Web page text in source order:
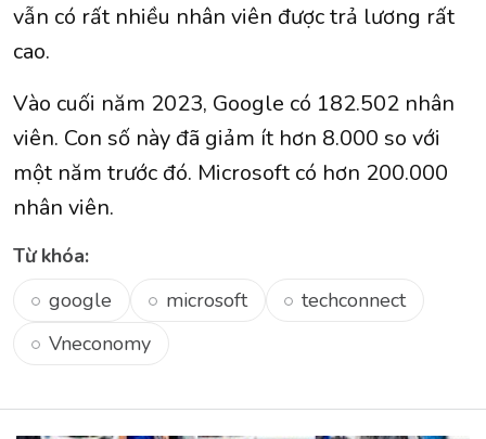
vẫn có rất nhiều nhân viên được trả lương rất
cao.
Vào cuối năm 2023, Google có 182.502 nhân
viên. Con số này đã giảm ít hơn 8.000 so với
một năm trước đó. Microsoft có hơn 200.000
nhân viên.
Từ khóa:
google
microsoft
techconnect
Vneconomy